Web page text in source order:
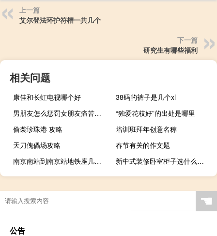
上一篇
艾尔登法环护符槽一共几个
下一篇
研究生有哪些福利
相关问题
康佳和长虹电视哪个好
38码的裤子是几个xl
男朋友怎么惩罚女朋友痛苦（男生惩罚女生）
“独爱花枝好”的出处是哪里
偷袭珍珠港 攻略
培训班拜年创意名称
天刀傀儡场攻略
春节有关的作文题
南京南站到南京站地铁座几号线
新中式装修卧室柜子选什么颜色 新中式卧室装修效果图
☚
公告